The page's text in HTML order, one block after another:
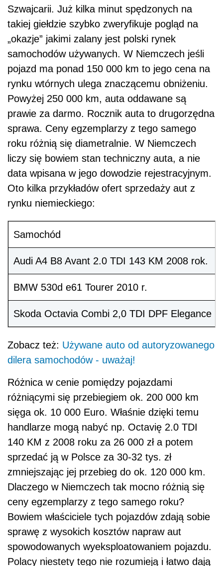
Szwajcarii. Już kilka minut spędzonych na
takiej giełdzie szybko zweryfikuje pogląd na
„okazje” jakimi zalany jest polski rynek
samochodów używanych. W Niemczech jeśli
pojazd ma ponad 150 000 km to jego cena na
rynku wtórnych ulega znaczącemu obniżeniu.
Powyżej 250 000 km, auta oddawane są
prawie za darmo. Rocznik auta to drugorzędna
sprawa. Ceny egzemplarzy z tego samego
roku różnią się diametralnie. W Niemczech
liczy się bowiem stan techniczny auta, a nie
data wpisana w jego dowodzie rejestracyjnym.
Oto kilka przykładów ofert sprzedaży aut z
rynku niemieckiego:
Samochód
Audi A4 B8 Avant 2.0 TDI 143 KM 2008 rok.
BMW 530d e61 Tourer 2010 r.
Skoda Octavia Combi 2,0 TDI DPF Elegance
Zobacz też: Używane auto od autoryzowanego
dilera samochodów - uważaj!
Różnica w cenie pomiędzy pojazdami
różniącymi się przebiegiem ok. 200 000 km
sięga ok. 10 000 Euro. Właśnie dzięki temu
handlarze mogą nabyć np. Octavię 2.0 TDI
140 KM z 2008 roku za 26 000 zł a potem
sprzedać ją w Polsce za 30-32 tys. zł
zmniejszając jej przebieg do ok. 120 000 km.
Dlaczego w Niemczech tak mocno różnią się
ceny egzemplarzy z tego samego roku?
Bowiem właściciele tych pojazdów zdają sobie
sprawę z wysokich kosztów napraw aut
spowodowanych wyeksploatowaniem pojazdu.
Polacy niestety tego nie rozumieją i łatwo dają